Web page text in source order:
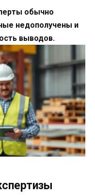
обычно
недополучены и
выводов.